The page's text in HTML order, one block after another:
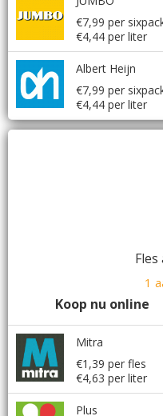
€7,99 per
€4,44 per liter
Albert Heijn
€7,99 per
€4,44 per liter
1
Koop nu online
Mitra
€1,39 per fles
€4,63 per liter
Plus